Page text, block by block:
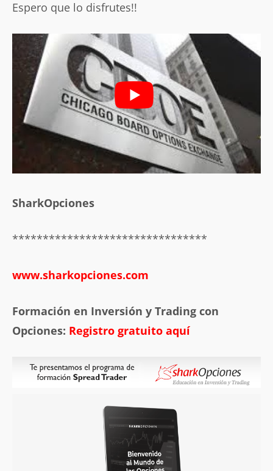
Espero que lo disfrutes!!
SharkOpciones
********************************
www.sharkopciones.com
Formación en Inversión y Trading con
Opciones: Registro gratuito aquí